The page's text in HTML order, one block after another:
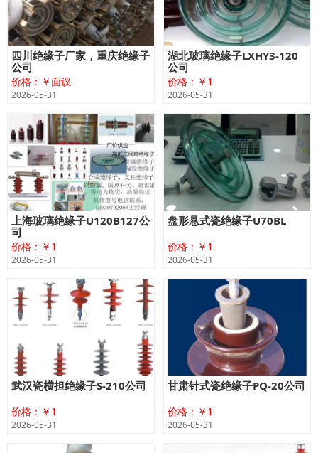
四川绝缘子厂家，重庆绝缘子
公司
价格：￥面议
2026-05-31
湖北玻璃绝缘子LXHY3-120
公司
价格：￥1
2026-05-31
上海玻璃绝缘子U120B127公
司
价格：￥1
2026-05-31
盘形悬式瓷绝缘子U70BL
价格：￥1
2026-05-31
武汉瓷横担绝缘子S-210公司
价格：￥1
2026-05-31
甘肃针式瓷绝缘子PQ-20公司
价格：￥1
2026-05-31